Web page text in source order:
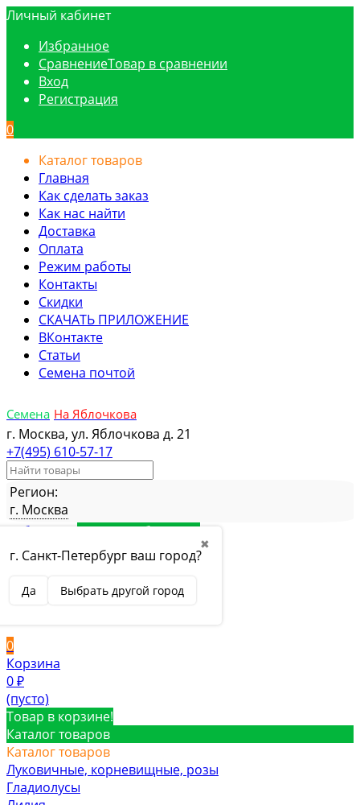
Личный кабинет
Избранное
СравнениеТовар в сравнении
Вход
Регистрация
0
Каталог товаров
Главная
Как сделать заказ
Как нас найти
Доставка
Оплата
Режим работы
Контакты
Скидки
СКАЧАТЬ ПРИЛОЖЕНИЕ
ВКонтакте
Статьи
Семена почтой
Семена На Яблочкова
г. Москва, ул. Яблочкова д. 21
+7(495) 610-57-17
Регион:
г. Москва
✖
г. Санкт-Петербург ваш город?
Да Выбрать другой город
Избранное Товар в избранном
СравнениеТовар в сравнении
Вход
Вход
0
Корзина
0 ₽
(пусто)
Товар в корзине!
Каталог товаров
Каталог товаров
Луковичные, корневищные, розы
Гладиолусы